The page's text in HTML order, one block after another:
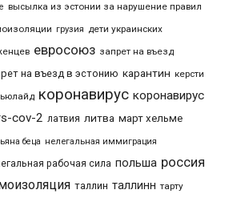
высылка из эстонии за нарушение правил
грузия дети украинских
евросоюз запрет на въезд
на въезд в эстонию карантин керсти
коронавирус коронавирус
cov-2 латвия литва март хельме
беца нелегальная иммиграция
рабочая сила польша россия
таллин таллинн тарту